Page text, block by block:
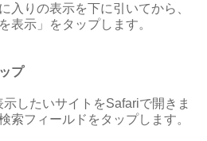
入りの表示を下に引いてから、
表示」をタップします。
プ
したいサイトをSafariで開きま
索フィールドをタップします。